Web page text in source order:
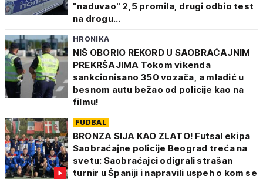
"naduvao" 2,5 promila, drugi odbio test
na drogu...
HRONIKA
NIŠ OBORIO REKORD U SAOBRAĆAJNIM
PREKRŠAJIMA Tokom vikenda
sankcionisano 350 vozača, a mladić u
besnom autu bežao od policije kao na
filmu!
FUDBAL
BRONZA SIJA KAO ZLATO! Futsal ekipa
Saobraćajne policije Beograd treća na
svetu: Saobraćajci odigrali strašan
turnir u Španiji i napravili uspeh o kom se